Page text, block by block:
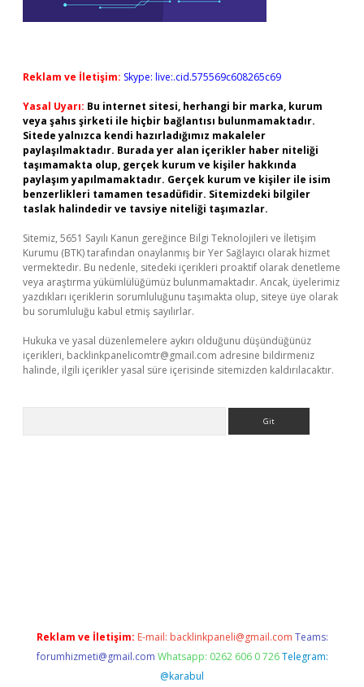
Reklam ve İletişim: Skype: live:.cid.575569c608265c69
Yasal Uyarı: Bu internet sitesi, herhangi bir marka, kurum
veya şahıs şirketi ile hiçbir bağlantısı bulunmamaktadır.
Sitede yalnızca kendi hazırladığımız makaleler
paylaşılmaktadır. Burada yer alan içerikler haber niteliği
taşımamakta olup, gerçek kurum ve kişiler hakkında
paylaşım yapılmamaktadır. Gerçek kurum ve kişiler ile isim
benzerlikleri tamamen tesadüfidir. Sitemizdeki bilgiler
taslak halindedir ve tavsiye niteliği taşımazlar.
Sitemiz, 5651 Sayılı Kanun gereğince Bilgi Teknolojileri ve İletişim
Kurumu (BTK) tarafından onaylanmış bir Yer Sağlayıcı olarak hizmet
vermektedir. Bu nedenle, sitedeki içerikleri proaktif olarak denetleme
veya araştırma yükümlülüğümüz bulunmamaktadır. Ancak, üyelerimiz
yazdıkları içeriklerin sorumluluğunu taşımakta olup, siteye üye olarak
bu sorumluluğu kabul etmiş sayılırlar.
Hukuka ve yasal düzenlemelere aykırı olduğunu düşündüğünüz
içerikleri, backlinkpanelicomtr@gmail.com adresine bildirmeniz
halinde, ilgili içerikler yasal süre içerisinde sitemizden kaldırılacaktır.
Reklam ve İletişim: E-mail: backlinkpaneli@gmail.com Teams:
forumhizmeti@gmail.com Whatsapp: 0262 606 0 726 Telegram:
@karabul